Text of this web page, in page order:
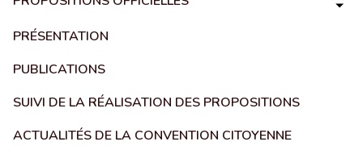
PRÉSENTATION
PUBLICATIONS
SUIVI DE LA RÉALISATION DES PROPOSITIONS
ACTUALITÉS DE LA CONVENTION CITOYENNE